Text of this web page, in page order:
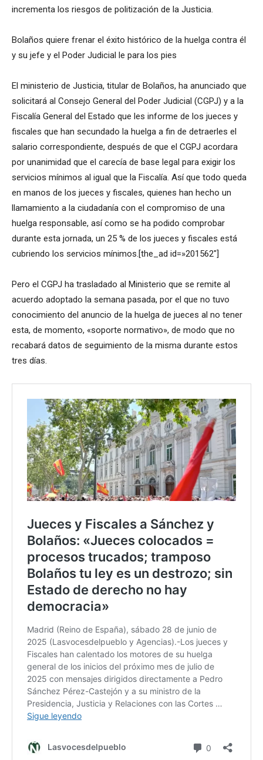
incrementa los riesgos de politización de la Justicia.
Bolaños quiere frenar el éxito histórico de la huelga contra él
y su jefe y el Poder Judicial le para los pies
El ministerio de Justicia, titular de Bolaños, ha anunciado que
solicitará al Consejo General del Poder Judicial (CGPJ) y a la
Fiscalía General del Estado que les informe de los jueces y
fiscales que han secundado la huelga a fin de detraerles el
salario correspondiente, después de que el CGPJ acordara
por unanimidad que el carecía de base legal para exigir los
servicios mínimos al igual que la Fiscalía. Así que todo queda
en manos de los jueces y fiscales, quienes han hecho un
llamamiento a la ciudadanía con el compromiso de una
huelga responsable, así como se ha podido comprobar
durante esta jornada, un 25 % de los jueces y fiscales está
cubriendo los servicios mínimos.[the_ad id=»201562″]
Pero el CGPJ ha trasladado al Ministerio que se remite al
acuerdo adoptado la semana pasada, por el que no tuvo
conocimiento del anuncio de la huelga de jueces al no tener
esta, de momento, «soporte normativo», de modo que no
recabará datos de seguimiento de la misma durante estos
tres días.